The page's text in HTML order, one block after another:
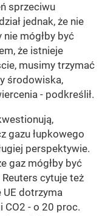
sprzeciwu
jednak, że nie
mógłby być
że istnieje
musimy trzymać
środowiska,
- podkreślił.
gazu łupkowego
perspektywie.
gaz mógłby być
cytuje też
UE dotrzyma
- o 20 proc.